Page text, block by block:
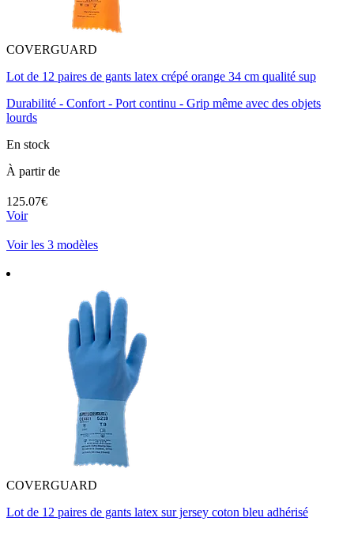
COVERGUARD
Lot de 12 paires de gants latex crépé orange 34 cm qualité sup
Durabilité - Confort - Port continu - Grip même avec des objets
lourds
En stock
À partir de
125.07€
Voir
Voir les 3 modèles
COVERGUARD
Lot de 12 paires de gants latex sur jersey coton bleu adhérisé